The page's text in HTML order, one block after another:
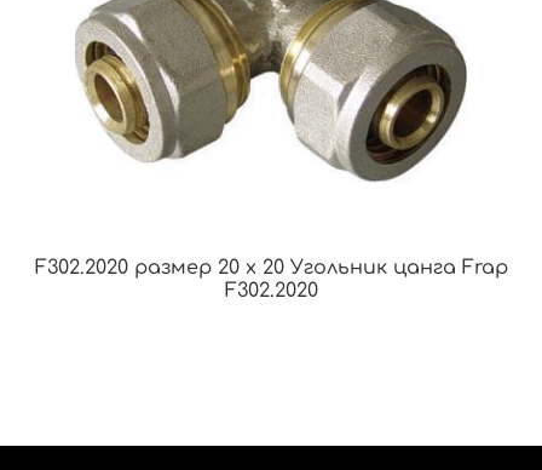
F302.2020 размер 20 x 20 Угольник цанга Frap
F302.2020